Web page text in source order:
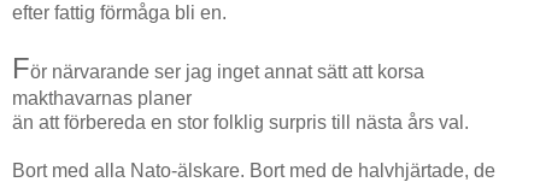
efter fattig förmåga bli en.
För närvarande ser jag inget annat sätt att korsa
makthavarnas planer
än att förbereda en stor folklig surpris till nästa års val.
Bort med alla Nato-älskare. Bort med de halvhjärtade, de